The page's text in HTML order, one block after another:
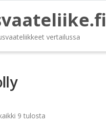
vertailussa
9 tulosta